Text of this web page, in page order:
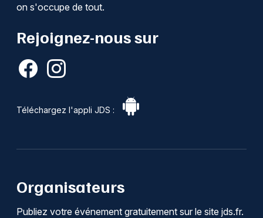
on s'occupe de tout.
Rejoignez-nous sur
Téléchargez l'appli JDS :
Organisateurs
Publiez votre événement gratuitement sur le site jds.fr.